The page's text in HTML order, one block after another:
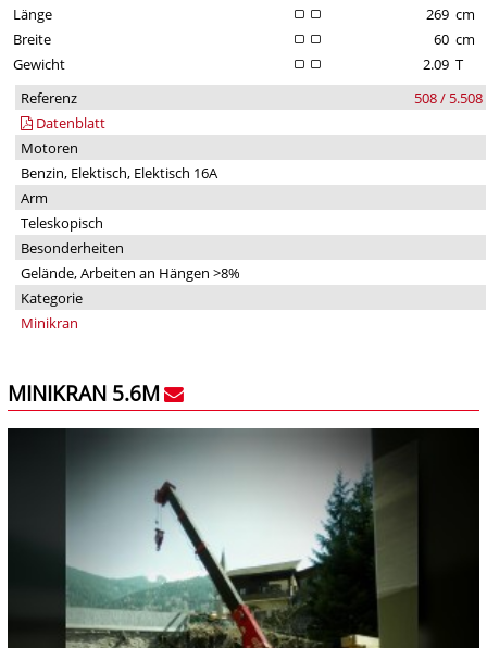
Länge
269 cm
Breite
60 cm
Gewicht
2.09 T
Referenz
508 / 5.508
Datenblatt
Motoren
Benzin, Elektisch, Elektisch 16A
Arm
Teleskopisch
Besonderheiten
Gelände, Arbeiten an Hängen >8%
Kategorie
Minikran
MINIKRAN 5.6M